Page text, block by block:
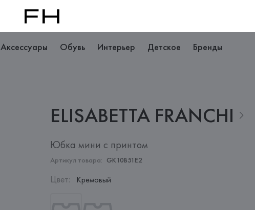
Аксессуары Обувь Интерьер Детское Бренды
ELISABETTA FRANCHI
Юбка мини с принтом
Артикул товара: GK10B51E2
Цвет: Кремовый